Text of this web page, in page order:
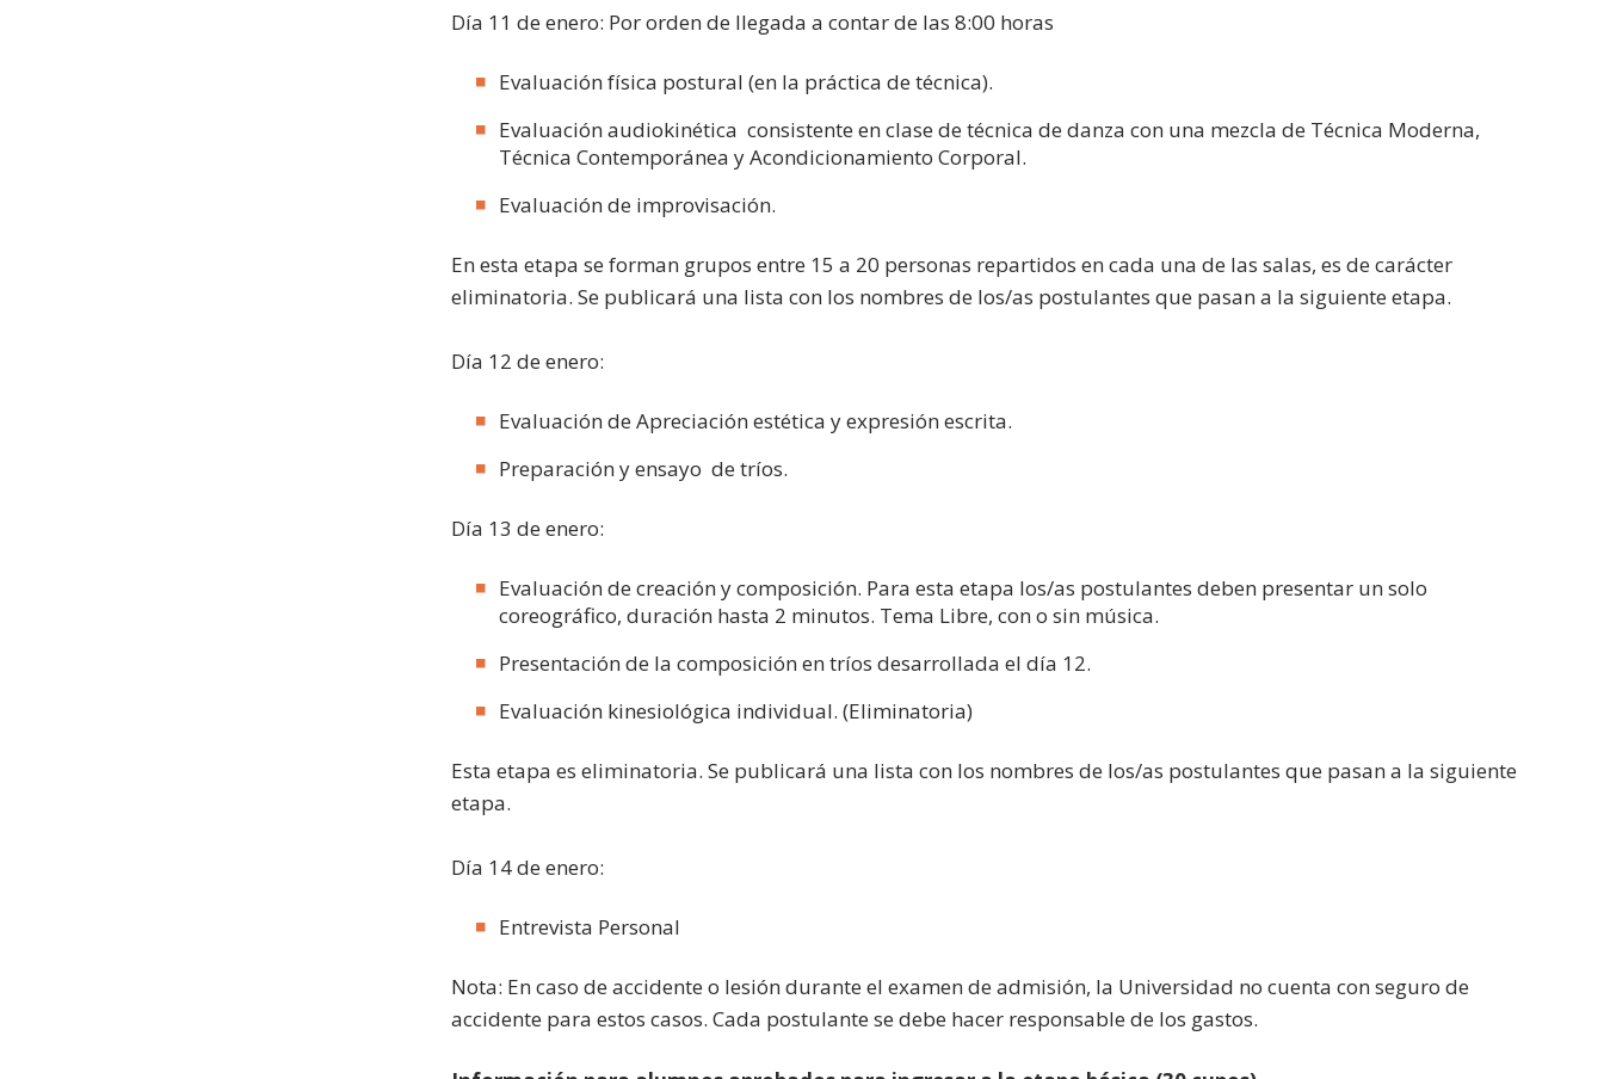
Día 11 de enero: Por orden de llegada a contar de las 8:00 horas
Evaluación física postural (en la práctica de técnica).
Evaluación audiokinética consistente en clase de técnica de danza con una mezcla de Técnica Moderna,
Técnica Contemporánea y Acondicionamiento Corporal.
Evaluación de improvisación.
En esta etapa se forman grupos entre 15 a 20 personas repartidos en cada una de las salas, es de carácter
eliminatoria. Se publicará una lista con los nombres de los/as postulantes que pasan a la siguiente etapa.
Día 12 de enero:
Evaluación de Apreciación estética y expresión escrita.
Preparación y ensayo de tríos.
Día 13 de enero:
Evaluación de creación y composición. Para esta etapa los/as postulantes deben presentar un solo
coreográfico, duración hasta 2 minutos. Tema Libre, con o sin música.
Presentación de la composición en tríos desarrollada el día 12.
Evaluación kinesiológica individual. (Eliminatoria)
Esta etapa es eliminatoria. Se publicará una lista con los nombres de los/as postulantes que pasan a la siguiente
etapa.
Día 14 de enero:
Entrevista Personal
Nota: En caso de accidente o lesión durante el examen de admisión, la Universidad no cuenta con seguro de
accidente para estos casos. Cada postulante se debe hacer responsable de los gastos.